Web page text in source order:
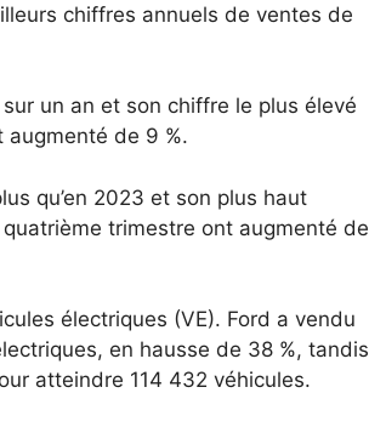
chiffres annuels de ventes de
un an et son chiffre le plus élevé
de 9 %.
qu’en 2023 et son plus haut
trimestre ont augmenté de
électriques (VE). Ford a vendu
en hausse de 38 %, tandis
atteindre 114 432 véhicules.